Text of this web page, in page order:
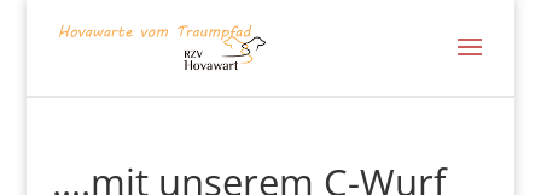
….mit unserem C-Wurf